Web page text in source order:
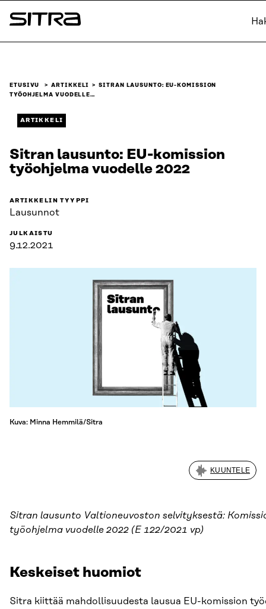
Siirry
suoraan
Sitra
ETUSIVU ARTIKKELI
SITRAN LAUSUNTO: EU-KOMISSION
TYÖOHJELMA VUODELLE…
ARTIKKELI
Sitran lausunto: EU-komission
työohjelma vuodelle 2022
ARTIKKELIN TYYPPI
Lausunnot
JULKAISTU
9.12.2021
Kuva: Minna Hemmilä/Sitra
KUUNTELE
Sitran lausunto Valtioneuvoston selvityksestä:
työohjelma vuodelle 2022 (E 122/2021 vp)
Keskeiset huomiot
Sitra kiittää mahdollisuudesta lausua EU-komission